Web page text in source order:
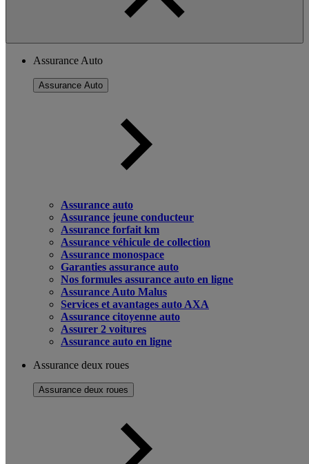
Assurance Auto
Assurance Auto
Assurance auto
Assurance jeune conducteur
Assurance forfait km
Assurance véhicule de collection
Assurance monospace
Garanties assurance auto
Nos formules assurance auto en ligne
Assurance Auto Malus
Services et avantages auto AXA
Assurance citoyenne auto
Assurer 2 voitures
Assurance auto en ligne
Assurance deux roues
Assurance deux roues